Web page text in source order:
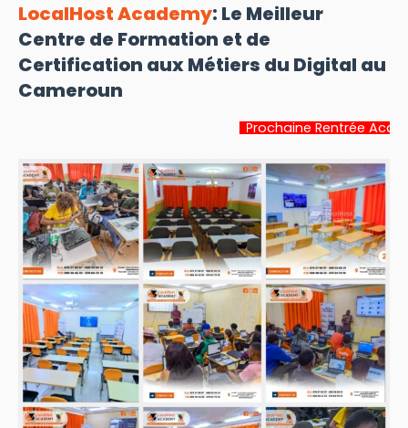
LocalHost Academy: Le Meilleur
Centre de Formation et de
Certification aux Métiers du Digital au
Cameroun
Prochaine Rentrée Académique: